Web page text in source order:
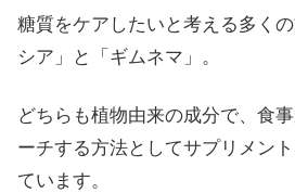
糖質をケアしたいと考える多く
シア」と「ギムネマ」。
どちらも植物由来の成分で、食
ーチする方法としてサプリメン
ています。